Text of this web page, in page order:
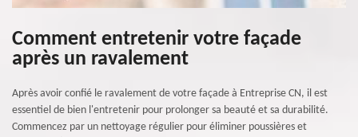
Comment entretenir votre façade
après un ravalement
Après avoir confié le ravalement de votre façade à Entreprise CN, il est
essentiel de bien l'entretenir pour prolonger sa beauté et sa durabilité.
Commencez par un nettoyage régulier pour éliminer poussières et